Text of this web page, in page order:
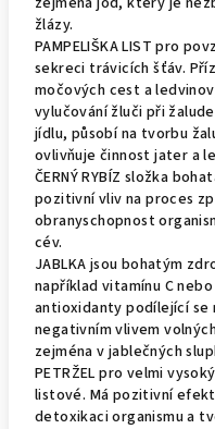
žlázy.
PAMPELIŠKA LIST pro
sekreci trávicích šťáv.
močových cest a
vylučování žluči při
jídlu, působí na tvorbu
ovlivňuje činnost jater a
ČERNÝ RYBÍZ složka
pozitivní vliv na proces
obranyschopnost
cév.
JABLKA jsou bohatým
například vitamínu C
antioxidanty podílející se
negativním vlivem
zejména v jablečných
PETRŽEL pro velmi
listové. Má pozitivní
detoxikaci organismu a